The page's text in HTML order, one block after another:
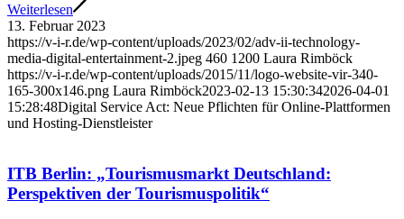
Weiterlesen
13. Februar 2023
https://v-i-r.de/wp-content/uploads/2023/02/adv-ii-technology-
media-digital-entertainment-2.jpeg 460 1200 Laura Rimböck
https://v-i-r.de/wp-content/uploads/2015/11/logo-website-vir-340-
165-300x146.png Laura Rimböck2023-02-13 15:30:342026-04-01
15:28:48Digital Service Act: Neue Pflichten für Online-Plattformen
und Hosting-Dienstleister
ITB Berlin: „Tourismusmarkt Deutschland:
Perspektiven der Tourismuspolitik“